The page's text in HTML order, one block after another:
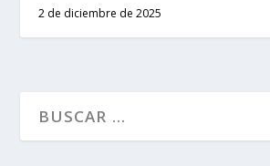
2 de diciembre de 2025